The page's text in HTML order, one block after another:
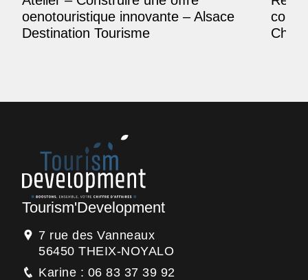
oenotouristique innovante – Alsace
Destination Tourisme
Tourism'Development
7 rue des Vanneaux
56450 THEIX-NOYALO
Karine : 06 83 37 39 92